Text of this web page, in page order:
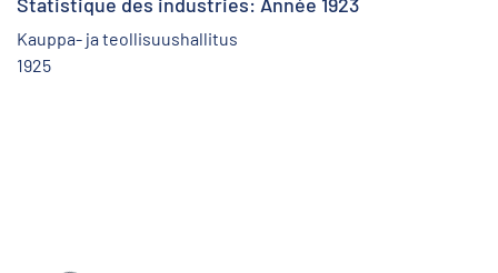
Statistique des industries: Année 1923
Kauppa- ja teollisuushallitus
1925